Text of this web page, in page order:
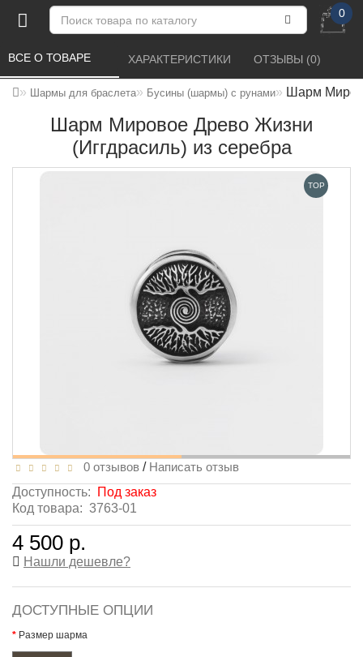
0
Шармы для браслета Бусины (шармы) с рунами Шарм
Шарм Мировое Древо Жизни
(Иггдрасиль) из серебра
ВСЕ О ТОВАРЕ ХАРАКТЕРИСТИКИ ОТЗЫВЫ (0)
TOP
0 отзывов / Написать отзыв
Доступность:
Под заказ
Код товара: 3763-01
4 500 р.
Нашли дешевле?
ДОСТУПНЫЕ ОПЦИИ
Размер шарма